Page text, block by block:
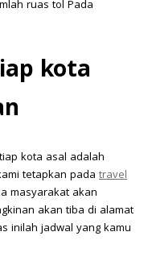
ruas tol Pada
kota
kota asal adalah
tetapkan pada travel
masyarakat akan
akan tiba di alamat
inilah jadwal yang kamu